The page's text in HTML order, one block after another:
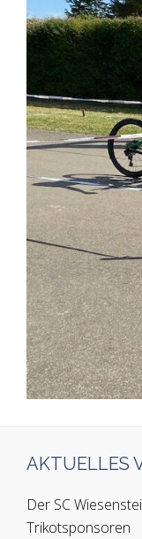
AKTUELLES
Der SC
Trikotsponsoren